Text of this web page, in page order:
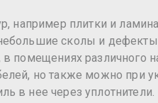
например плитки и
сколы и
различного
но также можно при
в нее через уплотнители.